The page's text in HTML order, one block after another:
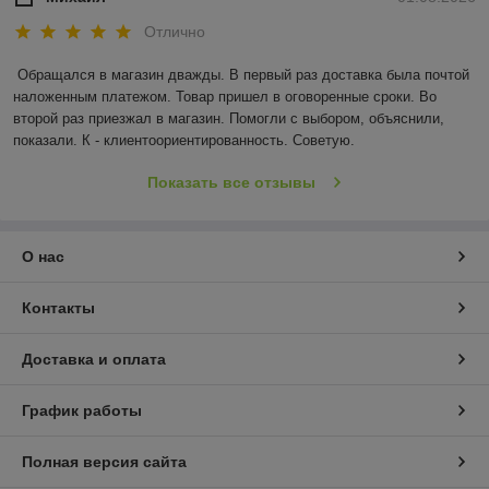
Отлично
Обращался в магазин дважды. В первый раз доставка была почтой
наложенным платежом. Товар пришел в оговоренные сроки. Во
второй раз приезжал в магазин. Помогли с выбором, объяснили,
показали. К - клиентоориентированность. Советую.
Показать все отзывы
О нас
Контакты
Доставка и оплата
График работы
Полная версия сайта